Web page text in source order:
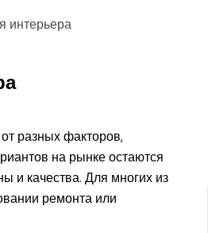
разных факторов,
на рынке остаются
и качества. Для многих из
ремонта или